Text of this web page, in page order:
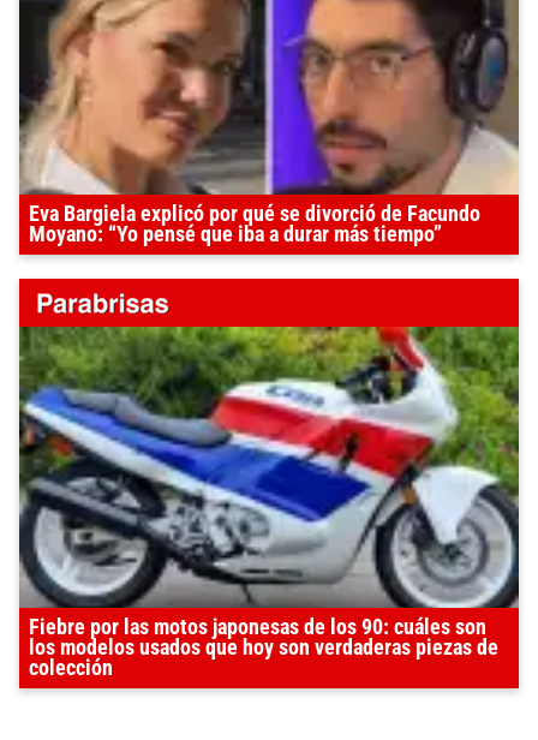
Eva Bargiela explicó por qué se divorció de Facundo
Moyano: “Yo pensé que iba a durar más tiempo”
Fiebre por las motos japonesas de los 90: cuáles son
los modelos usados que hoy son verdaderas piezas de
colección